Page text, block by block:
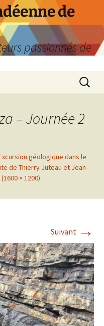
de
passionnés de
– Journée 2
géologique dans le
de Thierry Juteau et Jean-
× 1200)
Suivant →